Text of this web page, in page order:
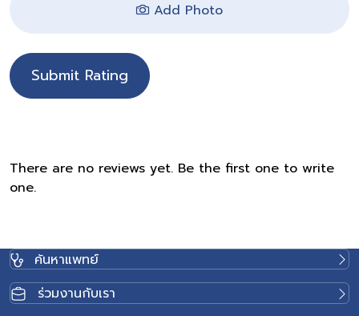
Add Photo
Submit Rating
There are no reviews yet. Be the first one to write
one.
ค้นหาแพทย์
ร่วมงานกับเรา